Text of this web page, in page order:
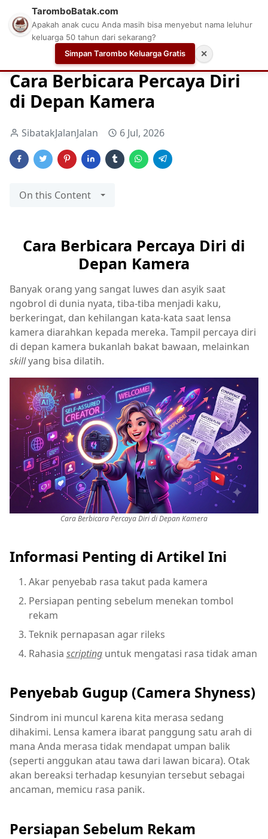
mengatasi gugup percaya diri bicara
Cara Berbicara Percaya Diri
di Depan Kamera
SibatakJalanJalan 6 Jul, 2026
On this Content
Cara Berbicara Percaya Diri di
Depan Kamera
Banyak orang yang sangat luwes dan asyik saat
ngobrol di dunia nyata, tiba-tiba menjadi kaku,
berkeringat, dan kehilangan kata-kata saat lensa
kamera diarahkan kepada mereka. Tampil percaya diri
di depan kamera bukanlah bakat bawaan, melainkan
skillyang bisa dilatih.
Cara Berbicara Percaya Diri di Depan Kamera
Informasi Penting di Artikel Ini
Akar penyebab rasa takut pada kamera
Persiapan penting sebelum menekan tombol
rekam
Teknik pernapasan agar rileks
Rahasia scripting untuk mengatasi rasa tidak aman
Penyebab Gugup (Camera Shyness)
Sindrom ini muncul karena kita merasa sedang
dihakimi. Lensa kamera ibarat panggung satu arah di
mana Anda merasa tidak mendapat umpan balik
(seperti anggukan atau tawa dari lawan bicara). Otak
akan bereaksi terhadap kesunyian tersebut sebagai
ancaman, memicu rasa panik.
Persiapan Sebelum Rekam
TaromboBatak.com
Apakah anak cucu Anda masih bisa menyebut nama leluhur
keluarga 50 tahun dari sekarang?
Simpan Tarombo Keluarga Gratis
✕